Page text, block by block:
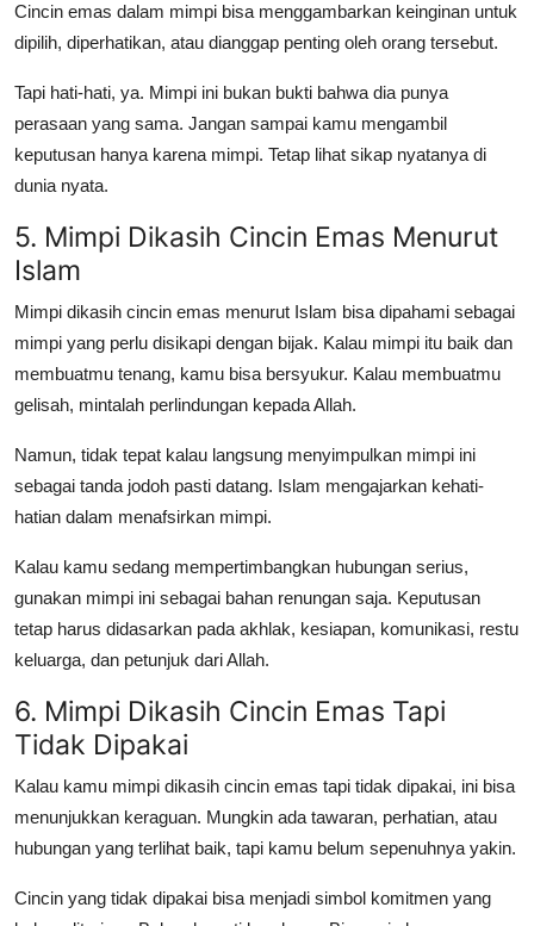
Cincin emas dalam mimpi bisa menggambarkan keinginan untuk
dipilih, diperhatikan, atau dianggap penting oleh orang tersebut.
Tapi hati-hati, ya. Mimpi ini bukan bukti bahwa dia punya
perasaan yang sama. Jangan sampai kamu mengambil
keputusan hanya karena mimpi. Tetap lihat sikap nyatanya di
dunia nyata.
5. Mimpi Dikasih Cincin Emas Menurut
Islam
Mimpi dikasih cincin emas menurut Islam bisa dipahami sebagai
mimpi yang perlu disikapi dengan bijak. Kalau mimpi itu baik dan
membuatmu tenang, kamu bisa bersyukur. Kalau membuatmu
gelisah, mintalah perlindungan kepada Allah.
Namun, tidak tepat kalau langsung menyimpulkan mimpi ini
sebagai tanda jodoh pasti datang. Islam mengajarkan kehati-
hatian dalam menafsirkan mimpi.
Kalau kamu sedang mempertimbangkan hubungan serius,
gunakan mimpi ini sebagai bahan renungan saja. Keputusan
tetap harus didasarkan pada akhlak, kesiapan, komunikasi, restu
keluarga, dan petunjuk dari Allah.
6. Mimpi Dikasih Cincin Emas Tapi
Tidak Dipakai
Kalau kamu mimpi dikasih cincin emas tapi tidak dipakai, ini bisa
menunjukkan keraguan. Mungkin ada tawaran, perhatian, atau
hubungan yang terlihat baik, tapi kamu belum sepenuhnya yakin.
Cincin yang tidak dipakai bisa menjadi simbol komitmen yang